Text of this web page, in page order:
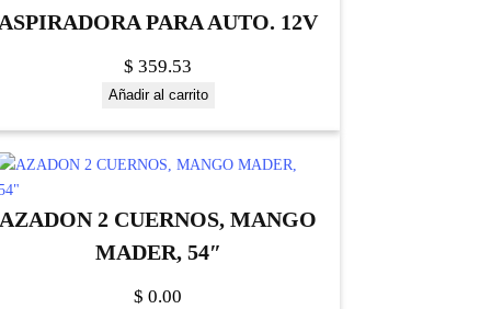
PARA AUTO. 12V
$ 359.53
Añadir al carrito
AZADON 2 CUERNOS, MANGO
MADER, 54″
$ 0.00